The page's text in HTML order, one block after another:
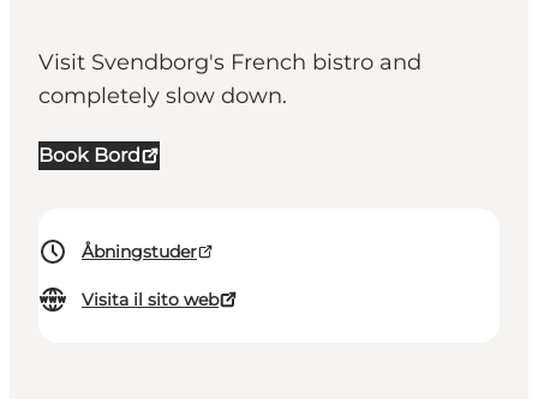
Visit Svendborg's French bistro and
completely slow down.
Book Bord
Åbningstuder
Visita il sito web